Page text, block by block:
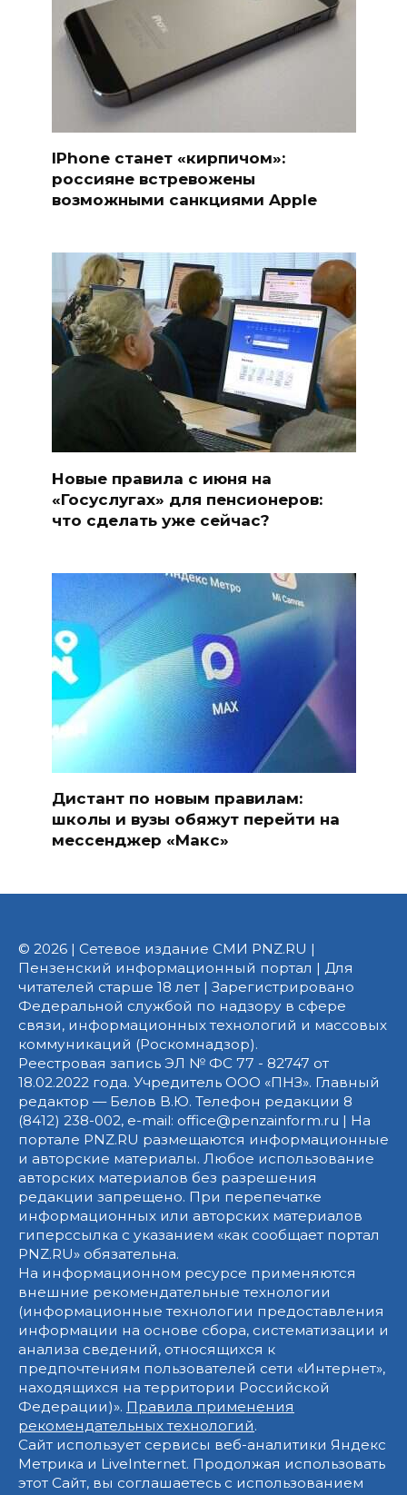
IPhone станет «кирпичом»:
россияне встревожены
возможными санкциями Apple
Новые правила с июня на
«Госуслугах» для пенсионеров:
что сделать уже сейчас?
Дистант по новым правилам:
школы и вузы обяжут перейти на
мессенджер «Макс»
© 2026 | Сетевое издание СМИ PNZ.RU |
Пензенский информационный портал | Для
читателей старше 18 лет | Зарегистрировано
Федеральной службой по надзору в сфере
связи, информационных технологий и массовых
коммуникаций (Роскомнадзор).
Реестровая запись ЭЛ № ФС 77 - 82747 от
18.02.2022 года. Учредитель ООО «ПНЗ». Главный
редактор — Белов В.Ю. Телефон редакции 8
(8412) 238-002, e-mail: office@penzainform.ru | На
портале PNZ.RU размещаются информационные
и авторские материалы. Любое использование
авторских материалов без разрешения
редакции запрещено. При перепечатке
информационных или авторских материалов
гиперссылка с указанием «как сообщает портал
PNZ.RU» обязательна.
На информационном ресурсе применяются
внешние рекомендательные технологии
(информационные технологии предоставления
информации на основе сбора, систематизации и
анализа сведений, относящихся к
предпочтениям пользователей сети «Интернет»,
находящихся на территории Российской
Федерации)». Правила применения
рекомендательных технологий.
Сайт использует сервисы веб-аналитики Яндекс
Метрика и LiveInternet. Продолжая использовать
этот Сайт, вы соглашаетесь с использованием